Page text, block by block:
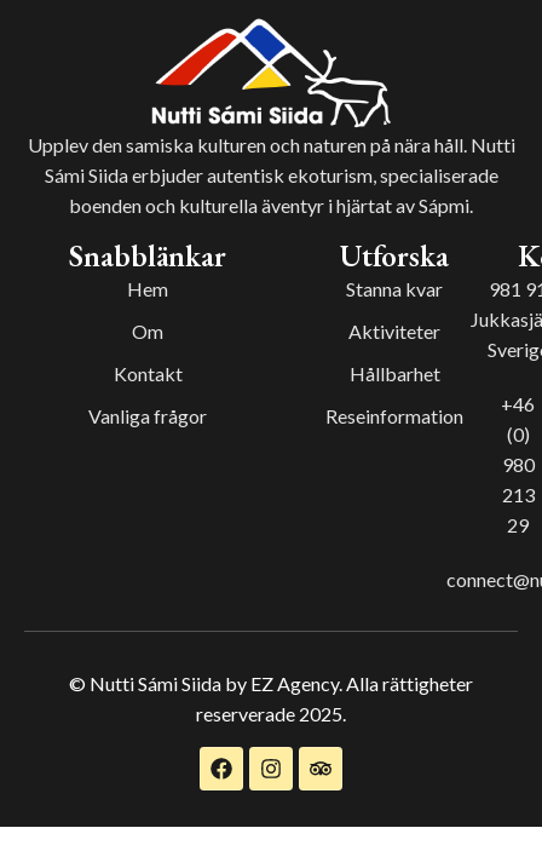
Upplev den samiska kulturen och naturen på nära håll. Nutti
Sámi Siida erbjuder autentisk ekoturism, specialiserade
boenden och kulturella äventyr i hjärtat av Sápmi.
Snabblänkar
Hem
Om
Kontakt
Vanliga frågor
Utforska
Stanna kvar
Aktiviteter
Hållbarhet
Reseinformation
981
+46
(0)
980
213
29
© Nutti Sámi Siida by EZ Agency. Alla rättigheter
reserverade 2025.